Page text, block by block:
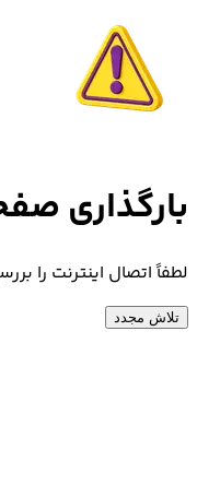
بارگذاری
لطفاً اتصال اینترنت را
تلاش مجدد